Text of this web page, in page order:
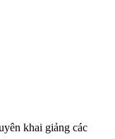
khai giảng các